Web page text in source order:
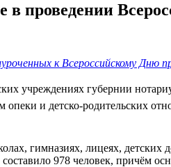
проведении
к Всероссийскому Дню
учреждениях губернии
опеки и детско-родительских
гимназиях, лицеях, детских
978 человек, причём